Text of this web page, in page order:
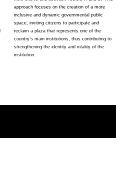
approach focuses on the creation of a more
inclusive and dynamic governmental public
space, inviting citizens to participate and
reclaim a plaza that represents one of the
country’s main institutions, thus contributing to
strengthening the identity and vitality of the
institution.